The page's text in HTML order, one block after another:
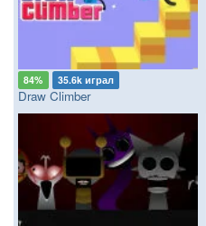
84% 35.6k играл
Draw Climber